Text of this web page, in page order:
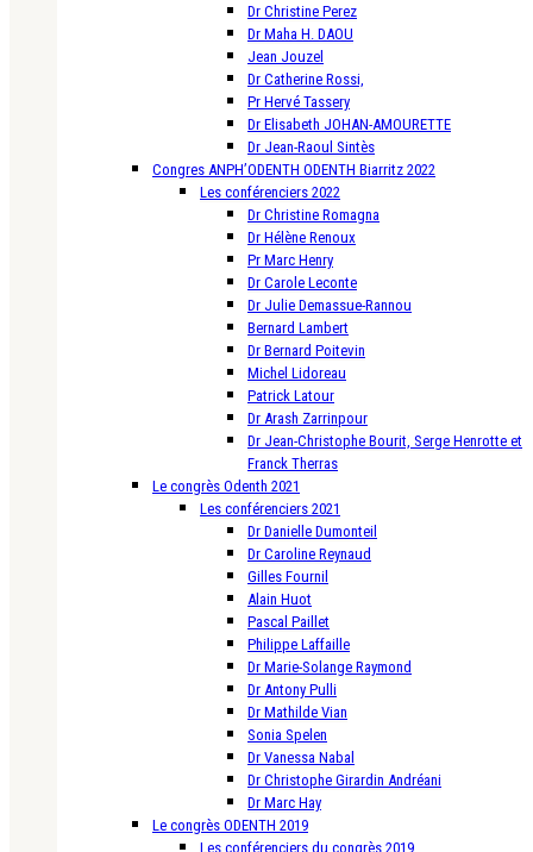
Dr Christine Perez
Dr Maha H. DAOU
Jean Jouzel
Dr Catherine Rossi,
Pr Hervé Tassery
Dr Elisabeth JOHAN-AMOURETTE
Dr Jean-Raoul Sintès
Congres ANPH’ODENTH ODENTH Biarritz 2022
Les conférenciers 2022
Dr Christine Romagna
Dr Hélène Renoux
Pr Marc Henry
Dr Carole Leconte
Dr Julie Demassue-Rannou
Bernard Lambert
Dr Bernard Poitevin
Michel Lidoreau
Patrick Latour
Dr Arash Zarrinpour
Dr Jean-Christophe Bourit, Serge Henrotte et
Franck Therras
Le congrès Odenth 2021
Les conférenciers 2021
Dr Danielle Dumonteil
Dr Caroline Reynaud
Gilles Fournil
Alain Huot
Pascal Paillet
Philippe Laffaille
Dr Marie-Solange Raymond
Dr Antony Pulli
Dr Mathilde Vian
Sonia Spelen
Dr Vanessa Nabal
Dr Christophe Girardin Andréani
Dr Marc Hay
Le congrès ODENTH 2019
Les conférenciers du congrès 2019